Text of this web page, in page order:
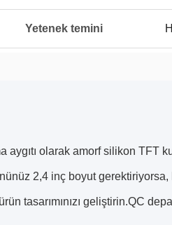
Yetenek temini
aygıtı olarak amorf silikon TFT
2,4 inç boyut
tasarımınızı geliştirin.QC